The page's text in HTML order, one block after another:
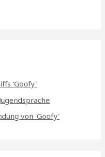
'Goofy'
von 'Goofy'